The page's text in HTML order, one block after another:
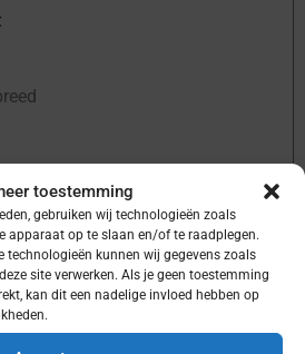
toestemming
gebruiken wij technologieën zoals
apparaat op te slaan en/of te raadplegen.
technologieën kunnen wij gegevens zoals
site verwerken. Als je geen toestemming
kan dit een nadelige invloed hebben op
Bekijk product